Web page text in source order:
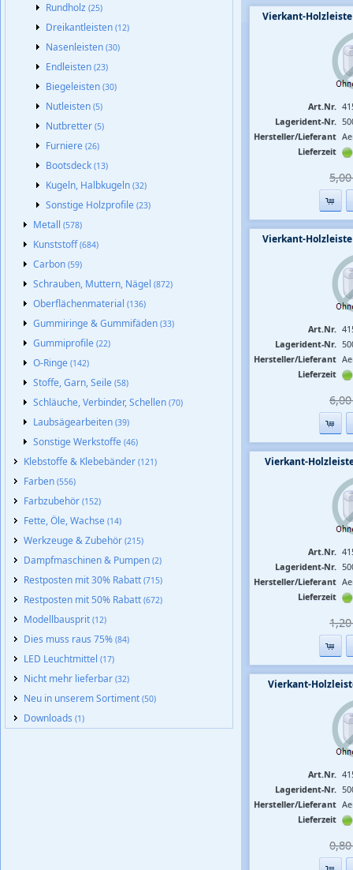
Rundholz (25)
Dreikantleisten (12)
Nasenleisten (30)
Endleisten (23)
Biegeleisten (30)
Nutleisten (5)
Nutbretter (5)
Furniere (26)
Bootsdeck (13)
Kugeln, Halbkugeln (32)
Sonstige Holzprofile (23)
Metall (578)
Kunststoff(684)
Carbon (59)
Schrauben, Muttern, Nägel (872)
Oberflächenmaterial (136)
Gummiringe & Gummifäden (33)
Gummiprofile (22)
O-Ringe (142)
Stoffe, Garn, Seile (58)
Schläuche, Verbinder, Schellen (70)
Laubsägearbeiten (39)
Sonstige Werkstoffe (46)
Klebstoffe & Klebebänder (121)
Farben (556)
Farbzubehör (152)
Fette, Öle, Wachse (14)
Werkzeuge & Zubehör (215)
Dampfmaschinen & Pumpen (2)
Restposten mit 30% Rabatt (715)
Restposten mit 50% Rabatt (672)
Modellbausprit (12)
Dies muss raus 75% (84)
LED Leuchtmittel (17)
Nicht mehr lieferbar (32)
Neu in unserem Sortiment (50)
Downloads (1)
Vierkant-
Art.Nr.
Lagerident-Nr.
Hersteller/Lieferant
Lieferzeit
5,00
Vierkant-
Art.Nr.
Lagerident-Nr.
Hersteller/Lieferant
Lieferzeit
6,00
Vierkant-
Art.Nr.
Lagerident-Nr.
Hersteller/Lieferant
Lieferzeit
1,20
Vierkant-
Art.Nr.
Lagerident-Nr.
Hersteller/Lieferant
Lieferzeit
0,80